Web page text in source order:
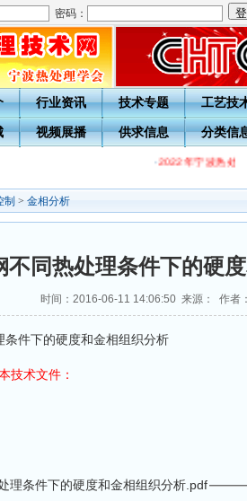
密码：
行业资讯 技术专题 工艺技
视频展播 供求信息 分类信
·2022年宁波热处
制 > 金相分析
不同热处理条件下的硬
时间：2016-06-11 14:06:50 来源： 作者
件下的硬度和金相组织分析
技术文件：
理条件下的硬度和金相组织分析.pdf